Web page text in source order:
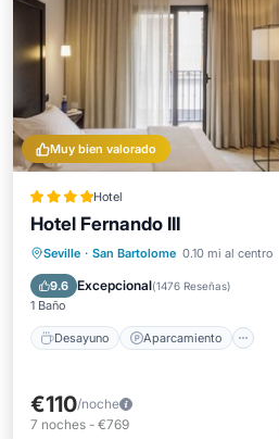
Muy bien valorado
Hotel
Hotel Fernando III
Seville · San Bartolome 0.10 mi al centro
9.6 Excepcional(1476 Reseñas)
1 Baño
Desayuno Aparcamiento
Desayuno Aparcamiento
Balcón/Terraza
€110/noche
7 noches - €769